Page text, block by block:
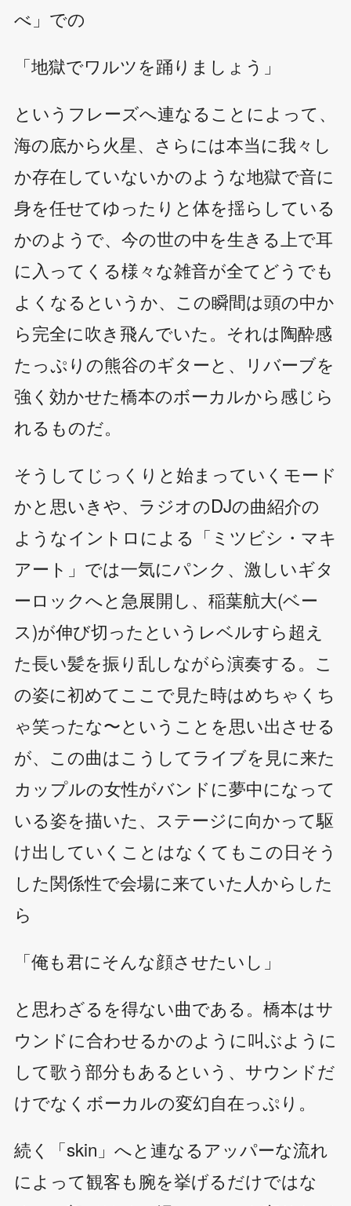
べ」での
「地獄でワルツを踊りましょう」
というフレーズへ連なることによって、
海の底から火星、さらには本当に我々し
か存在していないかのような地獄で音に
身を任せてゆったりと体を揺らしている
かのようで、今の世の中を生きる上で耳
に入ってくる様々な雑音が全てどうでも
よくなるというか、この瞬間は頭の中か
ら完全に吹き飛んでいた。それは陶酔感
たっぷりの熊谷のギターと、リバーブを
強く効かせた橋本のボーカルから感じら
れるものだ。
そうしてじっくりと始まっていくモード
かと思いきや、ラジオのDJの曲紹介の
ようなイントロによる「ミツビシ・マキ
アート」では一気にパンク、激しいギタ
ーロックへと急展開し、稲葉航大(ベー
ス)が伸び切ったというレベルすら超え
た長い髪を振り乱しながら演奏する。こ
の姿に初めてここで見た時はめちゃくち
ゃ笑ったな〜ということを思い出させる
が、この曲はこうしてライブを見に来た
カップルの女性がバンドに夢中になって
いる姿を描いた、ステージに向かって駆
け出していくことはなくてもこの日そう
した関係性で会場に来ていた人からした
ら
「俺も君にそんな顔させたいし」
と思わざるを得ない曲である。橋本はサ
ウンドに合わせるかのように叫ぶように
して歌う部分もあるという、サウンドだ
けでなくボーカルの変幻自在っぷり。
続く「skin」へと連なるアッパーな流れ
によって観客も腕を挙げるだけではな